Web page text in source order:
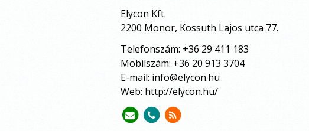
Elycon Kft.
2200 Monor, Kossuth Lajos utca 77.
Telefonszám: +36 29 411 183
Mobilszám: +36 20 913 3704
E-mail: info@elycon.hu
Web: http://elycon.hu/